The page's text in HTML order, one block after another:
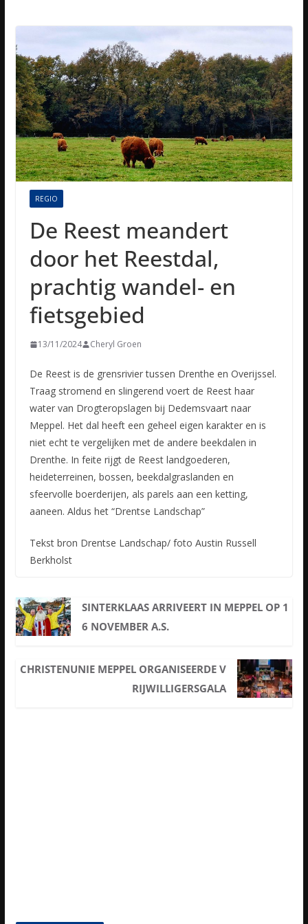
REGIO
De Reest meandert
door het Reestdal,
prachtig wandel- en
fietsgebied
13/11/2024 Cheryl Groen
De Reest is de grensrivier tussen Drenthe en Overijssel.
Traag stromend en slingerend voert de Reest haar
water van Drogteropslagen bij Dedemsvaart naar
Meppel. Het dal heeft een geheel eigen karakter en is
niet echt te vergelijken met de andere beekdalen in
Drenthe. In feite rijgt de Reest landgoederen,
heideterreinen, bossen, beekdalgraslanden en
sfeervolle boerderijen, als parels aan een ketting,
aaneen. Aldus het “Drentse Landschap”
Tekst bron Drentse Landschap/ foto Austin Russell
Berkholst
SINTERKLAAS ARRIVEERT IN MEPPEL OP 1
6 NOVEMBER A.S.
CHRISTENUNIE MEPPEL ORGANISEERDE V
RIJWILLIGERSGALA